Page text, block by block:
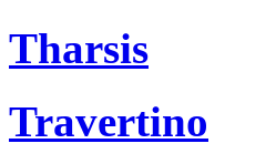
Tharsis
Travertino